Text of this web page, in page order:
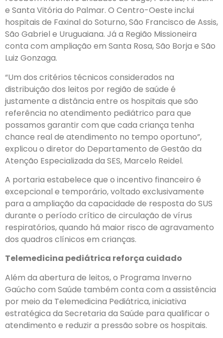
e Santa Vitória do Palmar. O Centro-Oeste inclui
hospitais de Faxinal do Soturno, São Francisco de Assis,
São Gabriel e Uruguaiana. Já a Região Missioneira
conta com ampliação em Santa Rosa, São Borja e São
Luiz Gonzaga.
“Um dos critérios técnicos considerados na
distribuição dos leitos por região de saúde é
justamente a distância entre os hospitais que são
referência no atendimento pediátrico para que
possamos garantir com que cada criança tenha
chance real de atendimento no tempo oportuno”,
explicou o diretor do Departamento de Gestão da
Atenção Especializada da SES, Marcelo Reidel.
A portaria estabelece que o incentivo financeiro é
excepcional e temporário, voltado exclusivamente
para a ampliação da capacidade de resposta do SUS
durante o período crítico de circulação de vírus
respiratórios, quando há maior risco de agravamento
dos quadros clínicos em crianças.
Telemedicina pediátrica reforça cuidado
Além da abertura de leitos, o Programa Inverno
Gaúcho com Saúde também conta com a assistência
por meio da Telemedicina Pediátrica, iniciativa
estratégica da Secretaria da Saúde para qualificar o
atendimento e reduzir a pressão sobre os hospitais.